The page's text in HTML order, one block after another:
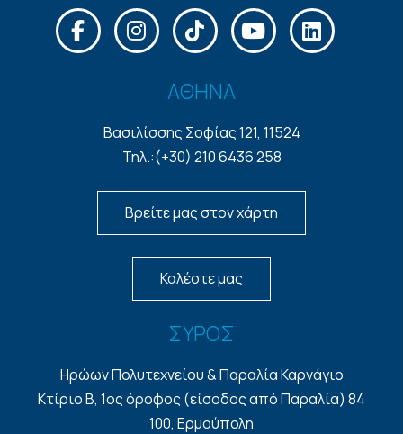
ΑΘΗΝΑ
Βασιλίσσης Σοφίας 121, 11524
Τηλ.:(+30) 210 6436 258
Βρείτε μας στον χάρτη
Καλέστε μας
ΣΥΡΟΣ
Ηρώων Πολυτεχνείου & Παραλία Καρνάγιο
Κτίριο Β, 1ος όροφος (είσοδος από Παραλία) 84
100, Ερμούπολη